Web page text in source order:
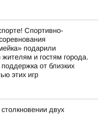
Спортивно-
подарили
и гостям города.
от близких
этих игр
двух